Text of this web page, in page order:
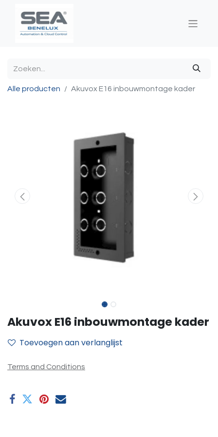
Alle producten Akuvox E16 inbouwmontage kader
Akuvox E16 inbouwmontage kader
Toevoegen aan verlanglijst
Terms and Conditions